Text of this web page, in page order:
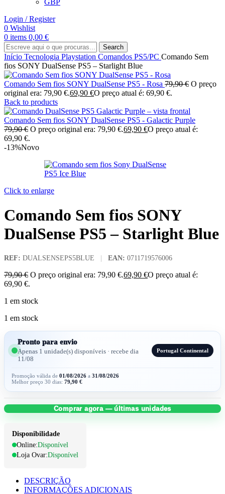
Login / Register
0 Wishlist
0 items 0,00 €
Search
Início Tecnologia Playstation Comandos PS5/PC Comando Sem
fios SONY DualSense PS5 – Starlight Blue
Comando Sem fios SONY DualSense PS5 - Rosa 79,90€ O preço
original era: 79,90 €.69,90 €O preço atual é: 69,90 €.
Back to products
Comando Sem fios SONY DualSense PS5 - Galactic Purple
79,90€ O preço original era: 79,90 €.69,90 €O preço atual é:
69,90 €.
-13%Novo
Click to enlarge
Comando Sem fios SONY
DualSense PS5 – Starlight Blue
REF: DUALSENSEPS5BLUE | EAN: 0711719576006
79,90€ O preço original era: 79,90 €.69,90 €O preço atual é:
69,90 €.
1 em stock
1 em stock
Pronto para envio
Apenas 1 unidade(s) disponíveis · recebe dia
11/08
Portugal Continental
Promoção válida de 01/08/2026 a 31/08/2026
Melhor preço 30 dias: 79,90 €
Comprar agora — últimas unidades
Disponibilidade
Online:Disponível
Loja Ovar:Disponível
DESCRIÇÃO
INFORMAÇÕES ADICIONAIS